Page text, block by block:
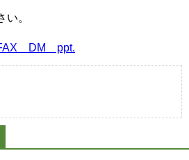
。
DM ppt.